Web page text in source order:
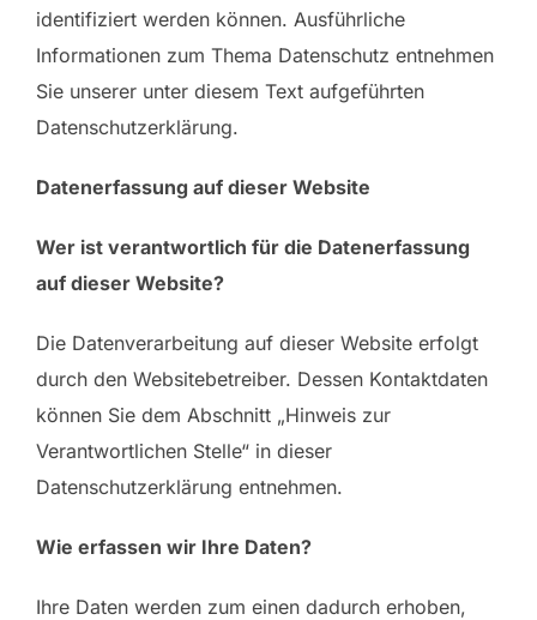
identifiziert werden können. Ausführliche
Informationen zum Thema Datenschutz entnehmen
Sie unserer unter diesem Text aufgeführten
Datenschutzerklärung.
Datenerfassung auf dieser Website
Wer ist verantwortlich für die Datenerfassung
auf dieser Website?
Die Datenverarbeitung auf dieser Website erfolgt
durch den Websitebetreiber. Dessen Kontaktdaten
können Sie dem Abschnitt „Hinweis zur
Verantwortlichen Stelle“ in dieser
Datenschutzerklärung entnehmen.
Wie erfassen wir Ihre Daten?
Ihre Daten werden zum einen dadurch erhoben,